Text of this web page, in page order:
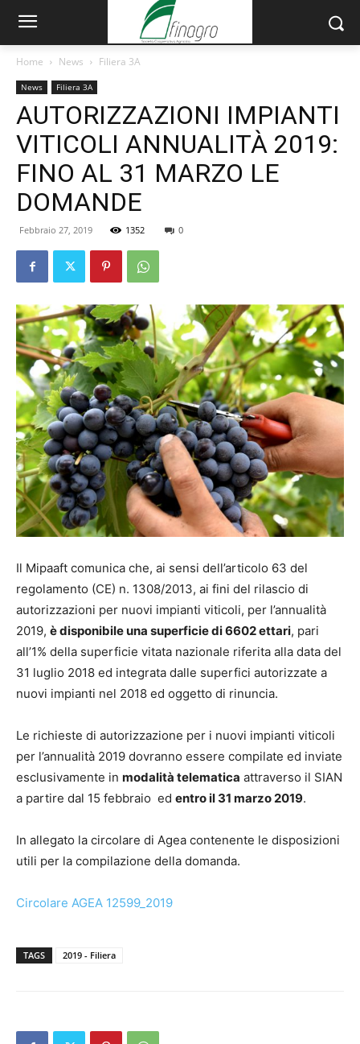
Home News Filiera 3A
News Filiera 3A
AUTORIZZAZIONI IMPIANTI
VITICOLI ANNUALITÀ 2019:
FINO AL 31 MARZO LE
DOMANDE
Febbraio 27, 2019 1352 0
Il Mipaaft comunica che, ai sensi dell’articolo 63 del
regolamento (CE) n. 1308/2013, ai fini del rilascio di
autorizzazioni per nuovi impianti viticoli, per l’annualità
2019, è disponibile una superficie di 6602 ettari, pari
all’1% della superficie vitata nazionale riferita alla data del
31 luglio 2018 ed integrata dalle superfici autorizzate a
nuovi impianti nel 2018 ed oggetto di rinuncia.
Le richieste di autorizzazione per i nuovi impianti viticoli
per l’annualità 2019 dovranno essere compilate ed inviate
esclusivamente in modalità telematica attraverso il SIAN
a partire dal 15 febbraio ed entro il 31 marzo 2019.
In allegato la circolare di Agea contenente le disposizioni
utili per la compilazione della domanda.
Circolare AGEA 12599_2019
TAGS 2019 - Filiera